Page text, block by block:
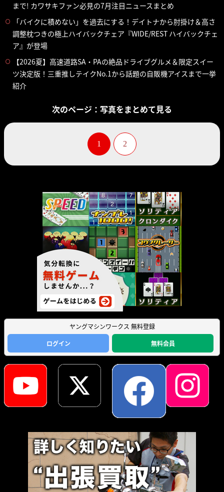
まで! カワサキファン必見の7月注目ニュースまとめ
「バイクに積めない」を過去にする！デイトナから肘掛け＆高さ
調整枕つきの極上ハイバックチェア『WIDE/REST ハイバックチェ
ア』が登場
【2026夏】高速道路SA・PAの絶品ドライブグルメ＆限定スイー
ツ決定版！三重推しテイクNo.1から話題の自販機アイスまで一挙
紹介
次のページ：写真をまとめて見る
1 2
ヤングマシンワークス 無料登録
ログイン
無料会員